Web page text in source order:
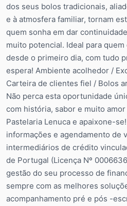
dos seus bolos tradicionais,
e à atmosfera familiar, tornam
quem sonha em dar
muito potencial. Ideal para
desde o primeiro dia, com tudo
espera! Ambiente acolhedor /
Carteira de clientes fiel / Bolos
Não perca esta oportunidade
com história, sabor e muito
Pastelaria Lenuca e apaixone-
informações e agendamento de
intermediários de crédito
de Portugal (Licença Nº
gestão do seu processo de
sempre com as melhores
acompanhamento pré e pós -